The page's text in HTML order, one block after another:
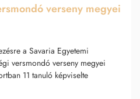
verseny megyei
a Savaria Egyetemi
versmondó verseny megyei
11 tanuló képviselte